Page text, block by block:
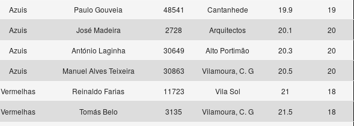
Azuis Paulo Gouveia 48541 Cantanhede 19.9
19
Azuis José Madeira 2728 Arquitectos 20.1
20
Azuis António Laginha 30649 Alto Portimão 20.3
20
Azuis Manuel Alves Teixeira 30863 Vilamoura, C. G 20.5
20
Vermelhas Reinaldo Farias 11723 Vila Sol 21
18
Vermelhas Tomás Belo 3135 Vilamoura, C. G 21.5
18